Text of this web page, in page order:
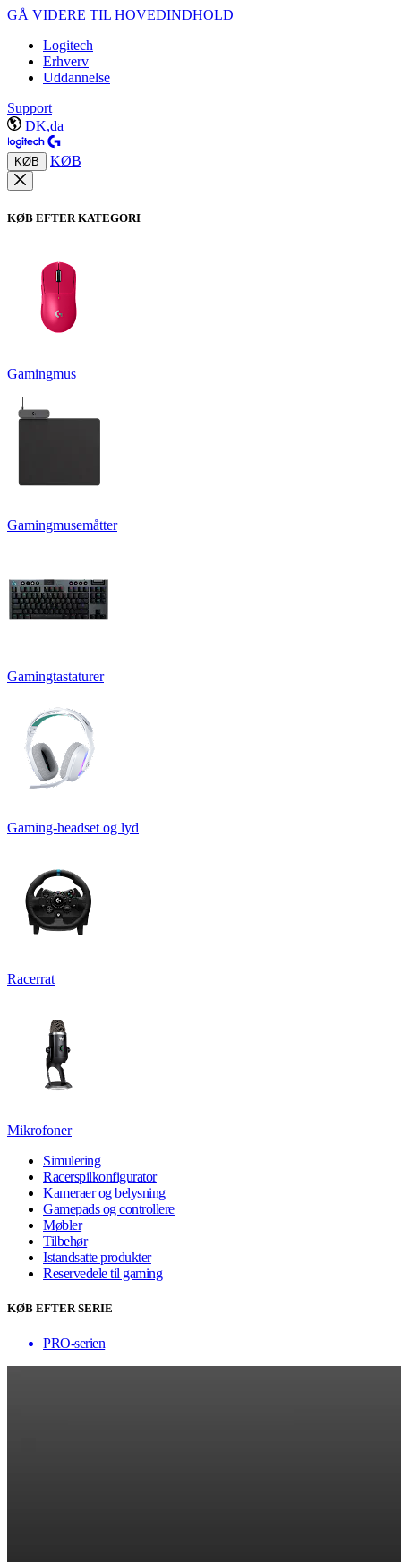
GÅ VIDERE TIL HOVEDINDHOLD
Logitech
Erhverv
Uddannelse
Support
DK,da
KØB KØB
KØB EFTER KATEGORI
Gamingmus
Gamingmusemåtter
Gamingtastaturer
Gaming-headset og lyd
Racerrat
Mikrofoner
Simulering
Racerspilkonfigurator
Kameraer og belysning
Gamepads og controllere
Møbler
Tilbehør
Istandsatte produkter
Reservedele til gaming
KØB EFTER SERIE
PRO-serien